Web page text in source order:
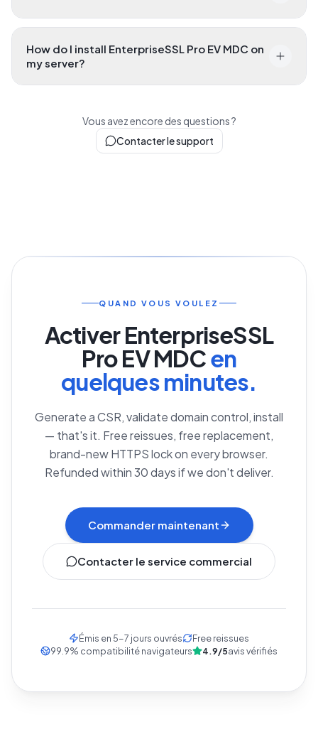
How do I install EnterpriseSSL Pro EV MDC on
my server?
Vous avez encore des questions ?
Contacter le support
QUAND VOUS VOULEZ
ActiverEnterpriseSSL
Pro EV MDCen
quelques minutes.
Generate a CSR, validate domain control, install
— that's it. Free reissues, free replacement,
brand-new HTTPS lock on every browser.
Refunded within 30 days if we don't deliver.
Commander maintenant
Contacter le service commercial
Émis en 5-7 jours ouvrés
Free reissues
99.9% compatibilité navigateurs 4.9/5avis vérifiés